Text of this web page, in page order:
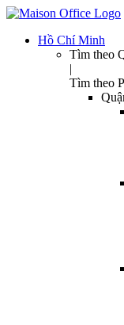
Hồ Chí Minh
Tìm theo
|
Tìm theo